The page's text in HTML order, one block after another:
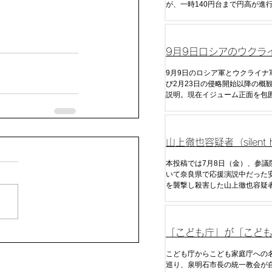
が、一時140円台まで円高が進
9月9日ロシアのウクラ
戦況分析
9月9日のロシア軍とウクライナ
び2月23日の侵略開始以降の概
説明。現在イジューム正面を包
山上徹也容疑者（silent
333@333_hill）のツイ
本投稿では7月8日（金）、参議
いて奈良県で応援演説中だった
を襲撃し殺害した山上徹也容疑
「こども庁」が「こど
庁」に変更された経緯
こども庁からこども家庭庁への
巡り、泉明石市長の統一教会が